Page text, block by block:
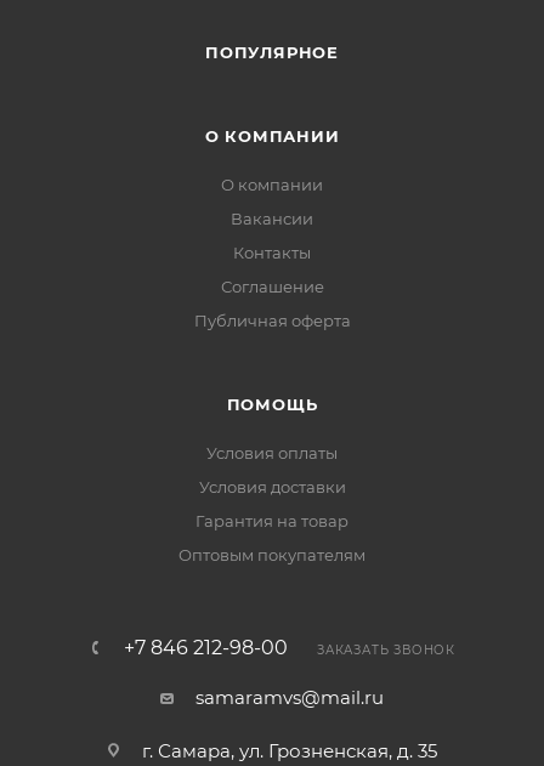
ПОПУЛЯРНОЕ
О КОМПАНИИ
О компании
Вакансии
Контакты
Соглашение
Публичная оферта
ПОМОЩЬ
Условия оплаты
Условия доставки
Гарантия на товар
Оптовым покупателям
+7 846 212-98-00 ЗАКАЗАТЬ ЗВОНОК
samaramvs@mail.ru
г. Самара, ул. Грозненская, д. 35